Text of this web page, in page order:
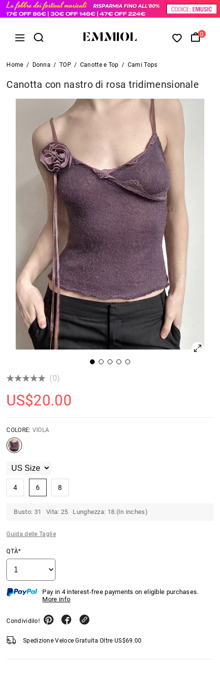
0
Home / Donna / TOP / Canotte e Top / Cami Tops
Canotta con nastro di rosa tridimensionale
(0)
US$20.00
COLORE: VIOLA
4 6 8
Busto: 31 Vita: 25 Lunghezza: 18.(In inches)
Guida delle Taglie
QTÀ*
Pay in 4 interest-free payments on eligible purchases.
More info
Condividilo!
Spedizione Veloce Gratuita Oltre US$69.00